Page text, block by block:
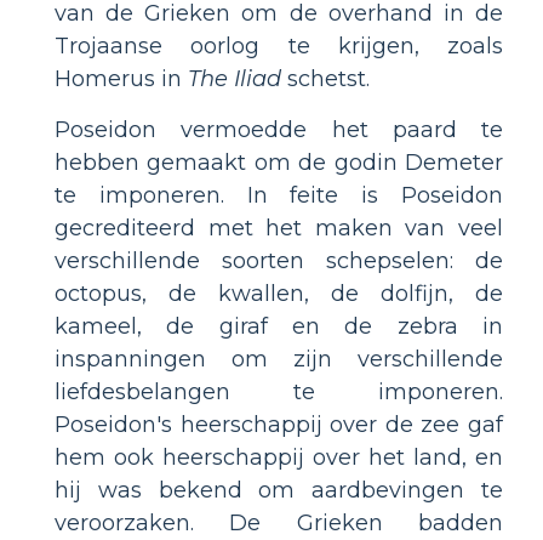
van de Grieken om de overhand in de
Trojaanse oorlog te krijgen, zoals
Homerus in The Iliad schetst.
Poseidon vermoedde het paard te
hebben gemaakt om de godin Demeter
te imponeren. In feite is Poseidon
gecrediteerd met het maken van veel
verschillende soorten schepselen: de
octopus, de kwallen, de dolfijn, de
kameel, de giraf en de zebra in
inspanningen om zijn verschillende
liefdesbelangen te imponeren.
Poseidon's heerschappij over de zee gaf
hem ook heerschappij over het land, en
hij was bekend om aardbevingen te
veroorzaken. De Grieken badden